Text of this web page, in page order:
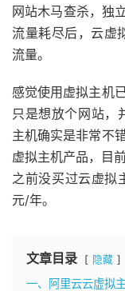
网站木马查杀，独
流量耗尽后，云虚
流量。
感觉使用虚拟主机
只是想放个网站，
主机确实是非常不
虚拟主机产品，目
之前没买过云虚拟
元/年。
文章目录 隐藏
一、阿里云云虚拟